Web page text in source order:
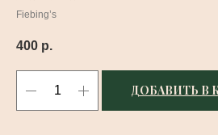
Fiebing’s
400 р.
ДОБАВИТЬ В